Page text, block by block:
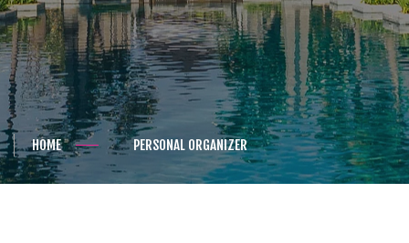
HOME PERSONAL ORGANIZER